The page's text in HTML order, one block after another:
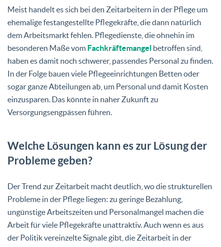
Meist handelt es sich bei den Zeitarbeitern in der Pflege um
ehemalige festangestellte Pflegekräfte, die dann natürlich
dem Arbeitsmarkt fehlen. Pflegedienste, die ohnehin im
besonderen Maße vom Fachkräftemangel betroffen sind,
haben es damit noch schwerer, passendes Personal zu finden.
In der Folge bauen viele Pflegeeinrichtungen Betten oder
sogar ganze Abteilungen ab, um Personal und damit Kosten
einzusparen. Das könnte in naher Zukunft zu
Versorgungsengpässen führen.
Welche Lösungen kann es zur Lösung der
Probleme geben?
Der Trend zur Zeitarbeit macht deutlich, wo die strukturellen
Probleme in der Pflege liegen: zu geringe Bezahlung,
ungünstige Arbeitszeiten und Personalmangel machen die
Arbeit für viele Pflegekräfte unattraktiv. Auch wenn es aus
der Politik vereinzelte Signale gibt, die Zeitarbeit in der